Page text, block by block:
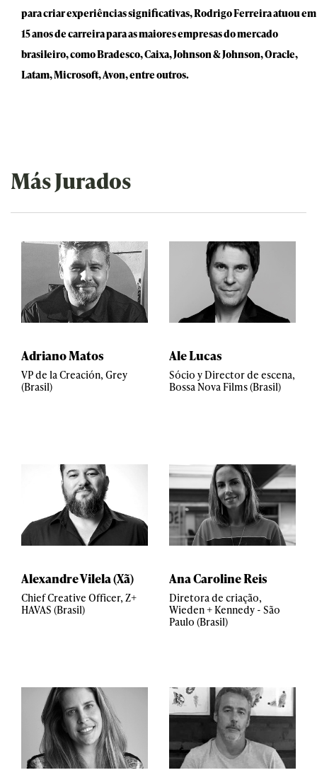
para criar experiências significativas, Rodrigo Ferreira atuou em
15 anos de carreira para as maiores empresas do mercado
brasileiro, como Bradesco, Caixa, Johnson & Johnson, Oracle,
Latam, Microsoft, Avon, entre outros.
Más Jurados
Adriano Matos
VP de la Creación, Grey
(Brasil)
Ale Lucas
Sócio y Director de escena,
Bossa Nova Films (Brasil)
Alexandre Vilela (Xã)
Chief Creative Officer, Z+
HAVAS (Brasil)
Ana Caroline Reis
Diretora de criação,
Wieden + Kennedy - São
Paulo (Brasil)